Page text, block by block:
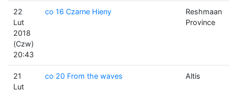
22
Lut
2018
(Czw)
20:43
co 16 Czarne Hieny
Reshmaan
Province
21
Lut
co 20 From the waves Altis